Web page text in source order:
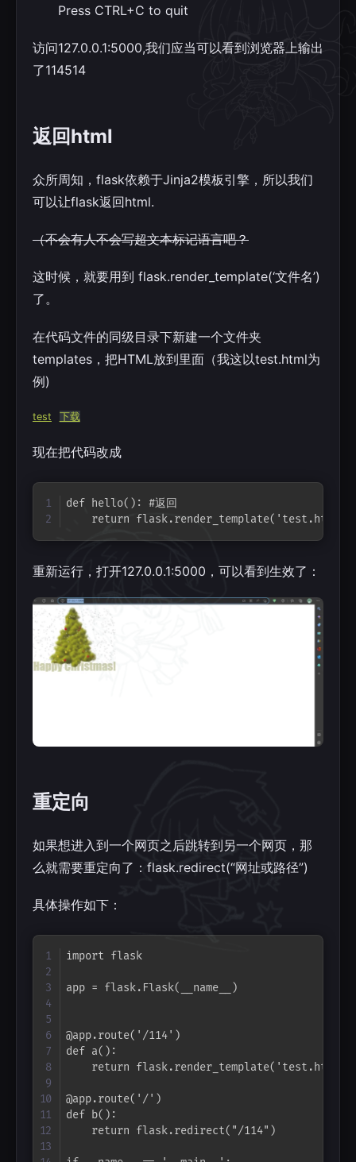
Press CTRL+C to quit
访问127.0.0.1:5000,我们应当可以看到浏览器上输出
了114514
返回html
众所周知，flask依赖于Jinja2模板引擎，所以我们
可以让flask返回html.
（不会有人不会写超文本标记语言吧？
这时候，就要用到 flask.render_template(‘文件名’)
了。
在代码文件的同级目录下新建一个文件夹
templates，把HTML放到里面（我这以test.html为
例)
test 下载
现在把代码改成
def hello(): #返回
    return flask.render_template('test.html')
重新运行，打开127.0.0.1:5000，可以看到生效了：
重定向
如果想进入到一个网页之后跳转到另一个网页，那
么就需要重定向了：flask.redirect(“网址或路径”)
具体操作如下：
import flask
app = flask.Flask(__name__)
@app.route('/114')
def a():
    return flask.render_template('test.html')
@app.route('/')
def b():
    return flask.redirect("/114")